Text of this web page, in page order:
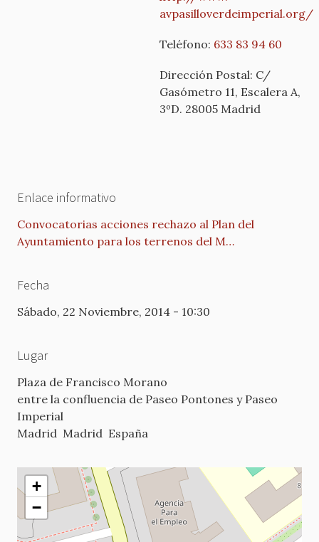
avpasilloverdeimperial.org/
Teléfono: 633 83 94 60
Dirección Postal: C/
Gasómetro 11, Escalera A,
3ºD. 28005 Madrid
Enlace informativo
Convocatorias acciones rechazo al Plan del
Ayuntamiento para los terrenos del M…
Fecha
Sábado, 22 Noviembre, 2014 - 10:30
Lugar
Plaza de Francisco Morano
entre la confluencia de Paseo Pontones y Paseo
Imperial
Madrid Madrid España
+
−